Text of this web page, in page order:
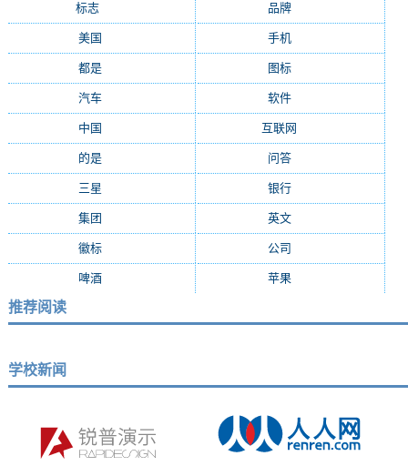
标志(105) 品牌(55)
美国 手机(28)
都是 图标(25)
汽车 软件(18)
中国 互联网
的是 问答(15)
三星 银行(14)
集团 英文(13)
徽标 公司
啤酒 苹果(11)
推荐阅读
学校新闻